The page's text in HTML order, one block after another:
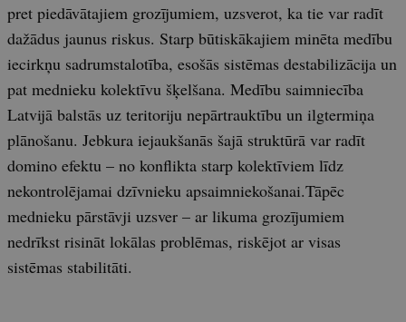
pret piedāvātajiem grozījumiem, uzsverot, ka tie var radīt
dažādus jaunus riskus. Starp būtiskākajiem minēta medību
iecirkņu sadrumstalotība, esošās sistēmas destabilizācija un
pat mednieku kolektīvu šķelšana. Medību saimniecība
Latvijā balstās uz teritoriju nepārtrauktību un ilgtermiņa
plānošanu. Jebkura iejaukšanās šajā struktūrā var radīt
domino efektu – no konflikta starp kolektīviem līdz
nekontrolējamai dzīvnieku apsaimniekošanai.Tāpēc
mednieku pārstāvji uzsver – ar likuma grozījumiem
nedrīkst risināt lokālas problēmas, riskējot ar visas
sistēmas stabilitāti.